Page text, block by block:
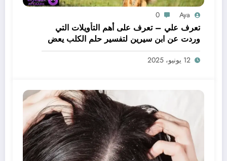
Aya
0
تعرف علي – تعرف على أهم التأويلات التي
وردت عن ابن سيرين لتفسير حلم الكلب يعض
يدي – بالتفصيل
12 يونيو، 2025